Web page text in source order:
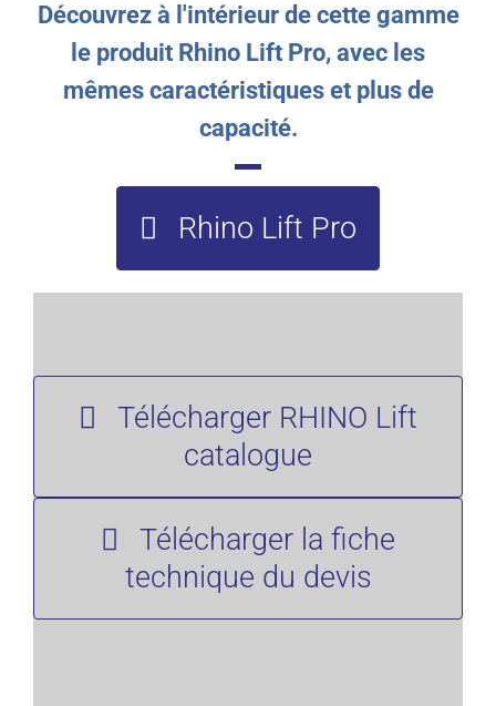
Découvrez à l'intérieur de cette gamme
le produit Rhino Lift Pro, avec les
mêmes caractéristiques et plus de
capacité.
Rhino Lift Pro
Télécharger RHINO Lift
catalogue
Télécharger la fiche
technique du devis